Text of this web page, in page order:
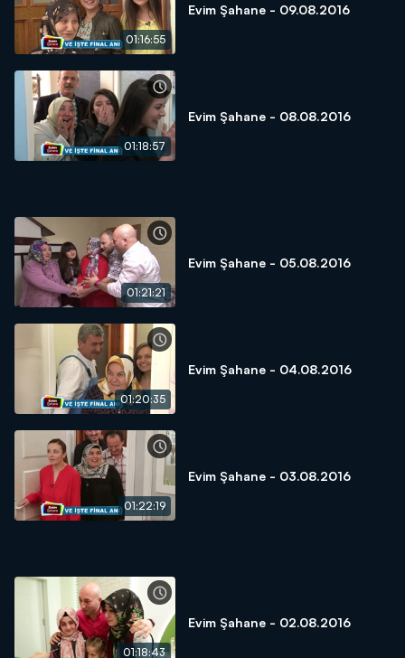
01:16:55
Evim Şahane - 09.08.2016
01:18:57
Evim Şahane - 08.08.2016
01:21:21
Evim Şahane - 05.08.2016
01:20:35
Evim Şahane - 04.08.2016
01:22:19
Evim Şahane - 03.08.2016
01:18:43
Evim Şahane - 02.08.2016